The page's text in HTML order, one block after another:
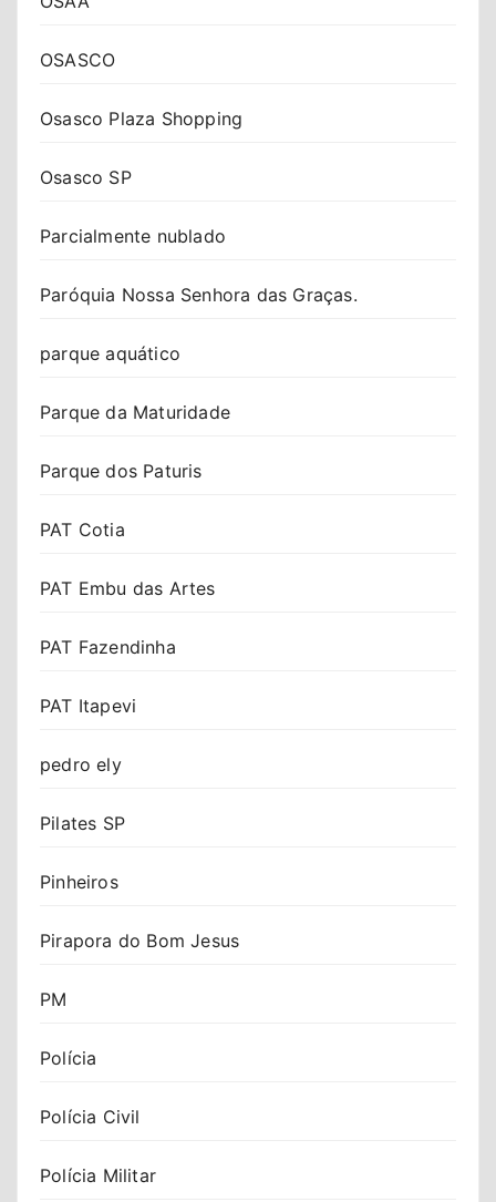
OSASCO
Osasco Plaza Shopping
Osasco SP
Parcialmente nublado
Paróquia Nossa Senhora das Graças.
parque aquático
Parque da Maturidade
Parque dos Paturis
PAT Cotia
PAT Embu das Artes
PAT Fazendinha
PAT Itapevi
pedro ely
Pilates SP
Pinheiros
Pirapora do Bom Jesus
PM
Polícia
Polícia Civil
Polícia Militar